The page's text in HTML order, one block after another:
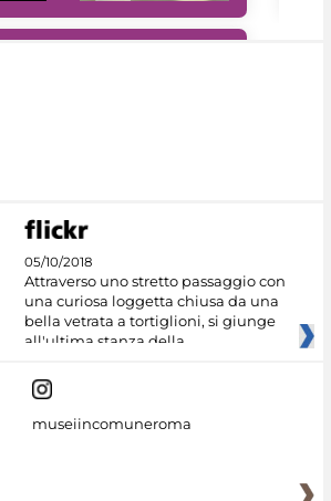
05/10/2018
Attraverso uno stretto passaggio con
una curiosa loggetta chiusa da una
bella vetrata a tortiglioni, si giunge
all'ultima stanza della
museiincomuneroma